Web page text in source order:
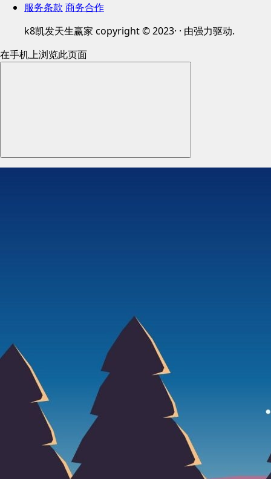
服务条款 商务合作
k8凯发天生赢家 copyright © 2023· · 由强力驱动.
在手机上浏览此页面